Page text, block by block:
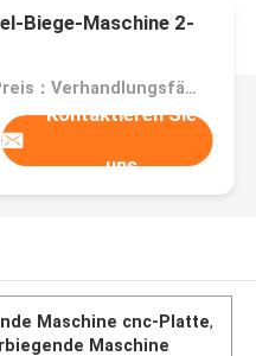
Biege-Maschine 2-
Preis：Verhandlungsfähig
Kontaktieren Sie
uns
Maschine cnc-Platte,
Maschine